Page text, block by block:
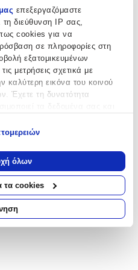
επεξεργαζόμαστε
διεύθυνση IP σας,
cookies για να
σε πληροφορίες στη
εξατομικευμένων
μετρήσεις σχετικά με
καλύτερη εικόνα του κοινού
Έχετε τη δυνατότητα
σχετικά με τη γεωγραφική
να είναι ακριβείς σε
σας σαρώνοντας ενεργά
(δακτυλικό αποτύπωμα)
τον τρόπο επεξεργασίας των
τις προτιμήσεις σας
ανά πάσα στιγμή από τη
όλων
τα cookies